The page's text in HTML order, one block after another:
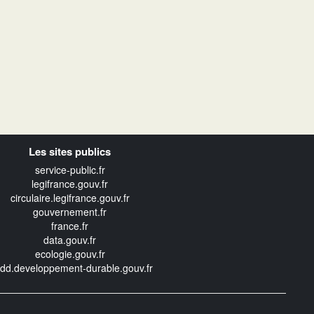
Les sites publics
service-public.fr
legifrance.gouv.fr
circulaire.legifrance.gouv.fr
gouvernement.fr
france.fr
data.gouv.fr
ecologie.gouv.fr
durable.gouv.fr